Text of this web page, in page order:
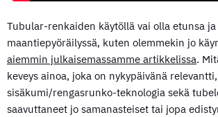
Tubular-renkaiden käytöllä vai olla etunsa
maantiepyöräilyssä, kuten olemmekin jo
aiemmin julkaisemassamme artikkelissa.
keveys ainoa, joka on nykypäivänä
sisäkumi/rengasrunko-teknologia sekä
saavuttaneet jo samanasteiset tai jopa